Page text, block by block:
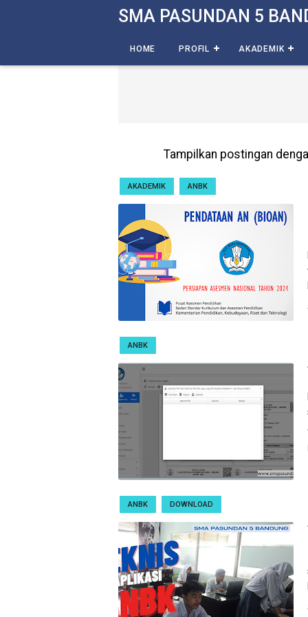
SMA PASUNDAN 5
HOME PROFIL AKADEMIK
Tampilkan postingan
AKADEMIK ANBK
ANBK
ANBK DOWNLOAD